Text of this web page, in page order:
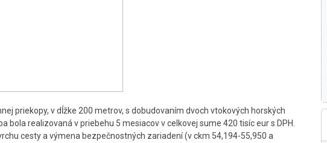
priekopy, v dĺžke 200 metrov, s dobudovaním dvoch vtokových horských
bola realizovaná v priebehu 5 mesiacov v celkovej sume 420 tisíc eur s DPH.
cesty a výmena bezpečnostných zariadení (v ckm 54,194-55,950 a